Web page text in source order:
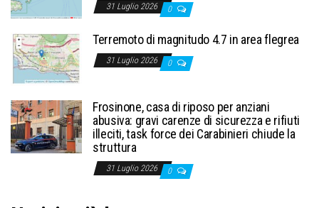
31 Luglio 2026 0
Terremoto di magnitudo 4.7 in area flegrea
31 Luglio 2026 0
Frosinone, casa di riposo per anziani
abusiva: gravi carenze di sicurezza e rifiuti
illeciti, task force dei Carabinieri chiude la
struttura
31 Luglio 2026 0